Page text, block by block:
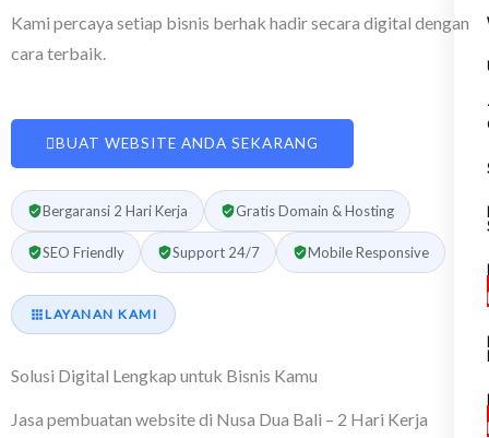
Kami percaya setiap bisnis berhak hadir secara digital dengan
cara terbaik.
BUAT WEBSITE ANDA SEKARANG
Bergaransi 2 Hari Kerja Gratis Domain & Hosting
SEO Friendly Support 24/7 Mobile Responsive
LAYANAN KAMI
Solusi Digital Lengkap untuk Bisnis Kamu
Jasa pembuatan website di Nusa Dua Bali – 2 Hari Kerja